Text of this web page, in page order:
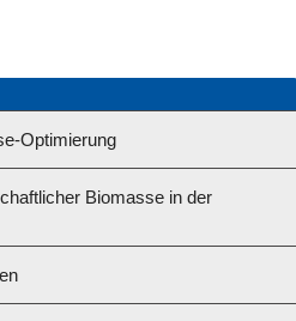
Optimierung
Biomasse in der